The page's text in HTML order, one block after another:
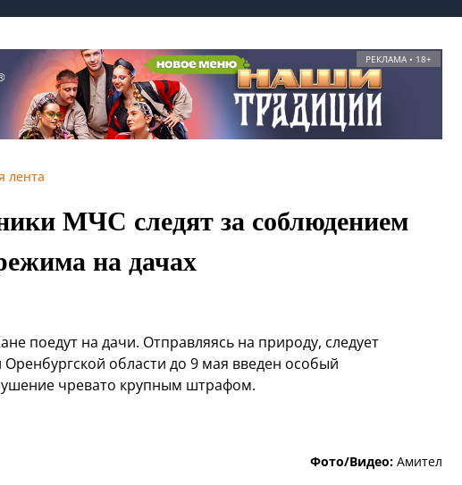
РЕКЛАМА • 18+
лента
МЧС следят за соблюдением
на дачах
поедут на дачи. Отправляясь на природу, следует
области до 9 мая введен особый
чревато крупным штрафом.
Фото/Видео: Амител